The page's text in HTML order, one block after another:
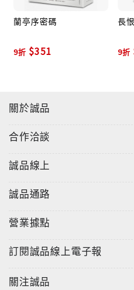
人與死人之間的較量……一
布好。
一個出手的機會。生死一
歷史事實：
前秦才女蘇蕙用五色絲線在
840字排成的「文字方陣」
圖〉，取自北斗七星中的天
斗七星如何旋轉，從天璇星
所以，〈璇璣圖〉之意為縱
〈璇璣圖〉中的每首詩，訴
的心願，從此「璇璣圖」成
蘭亭序密碼
9折 $351
長
9折
關於誠品
合作洽談
誠品線上
誠品通路
營業據點
訂閱誠品線上電子報
關注誠品